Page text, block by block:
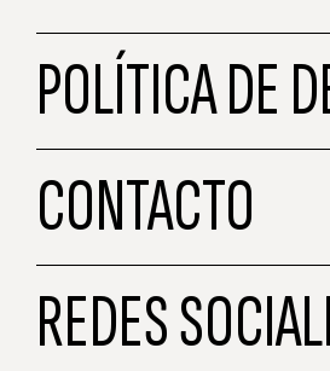
POLÍTICA DE
CONTACTO
REDES